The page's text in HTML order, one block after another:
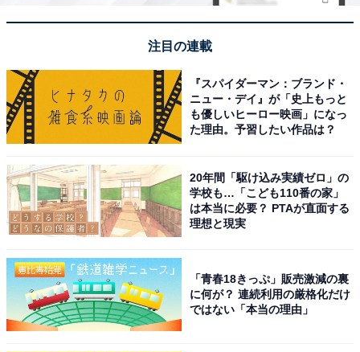
見事1位に輝いたのは、吉沢亮さんでした。映画『キン
グダム』での1人2役が高く評価され、日本アカデミー賞
最優秀助演男優賞を受賞。映画『国宝』など数々の大作
注目の連載
『スパイダーマン：ブランド・
ニュー・デイ』が「史上もっと
も優しいヒーロー映画」になっ
た理由。予習したい作品は？
20年間「駆け込み実績ゼロ」の
学校も…「こども110番の家」
は本当に必要？ PTAが直面する
理想と現実
「青春18きっぷ」販売激減の裏
に何が？ 連続利用の厳格化だけ
ではない「本当の理由」